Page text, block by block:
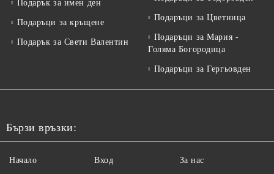
Подарък за имен ден
Подаръци за кръщене
Подарък за Свети Валентин
Подаръци за Цветница
Подаръци за Мария -
Голяма Богородица
Подаръци за Гергьовден
Бързи връзки:
Начало Вход За нас